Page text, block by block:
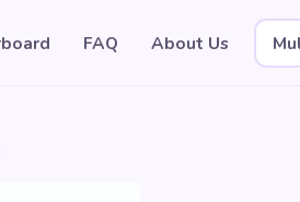
FAQ About Us